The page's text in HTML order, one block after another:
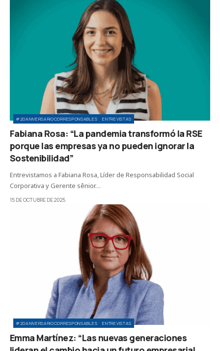
#20ANIVERSARIOCORRESPONSABLES ENTREVISTAS
Fabiana Rosa: “La pandemia transformó la RSE
porque las empresas ya no pueden ignorar la
Sostenibilidad”
Entrevistamos a Fabiana Rosa, Líder de Responsabilidad Social
Corporativa y Gerente sênior…
15 DE OCTUBRE DE 2025
#20ANIVERSARIOCORRESPONSABLES ENTREVISTAS
Emma Martínez: “Las nuevas generaciones